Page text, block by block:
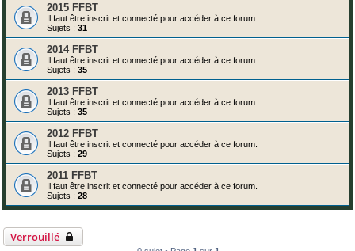
2015 FFBT
Il faut être inscrit et connecté pour accéder à ce forum.
Sujets : 31
2014 FFBT
Il faut être inscrit et connecté pour accéder à ce forum.
Sujets : 35
2013 FFBT
Il faut être inscrit et connecté pour accéder à ce forum.
Sujets : 35
2012 FFBT
Il faut être inscrit et connecté pour accéder à ce forum.
Sujets : 29
2011 FFBT
Il faut être inscrit et connecté pour accéder à ce forum.
Sujets : 28
Verrouillé